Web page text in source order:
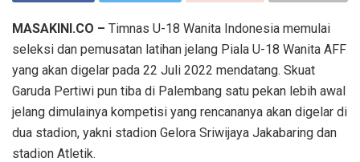
MASAKINI.CO – Timnas U-18 Wanita Indonesia memulai
seleksi dan pemusatan latihan jelang Piala U-18 Wanita AFF
yang akan digelar pada 22 Juli 2022 mendatang. Skuat
Garuda Pertiwi pun tiba di Palembang satu pekan lebih awal
jelang dimulainya kompetisi yang rencananya akan digelar di
dua stadion, yakni stadion Gelora Sriwijaya Jakabaring dan
stadion Atletik.